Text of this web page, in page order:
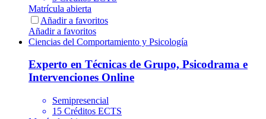
Matrícula abierta
Añadir a favoritos
Añadir a favoritos
Ciencias del Comportamiento y Psicología
Experto en Técnicas de Grupo, Psicodrama e
Intervenciones Online
Semipresencial
15 Créditos ECTS